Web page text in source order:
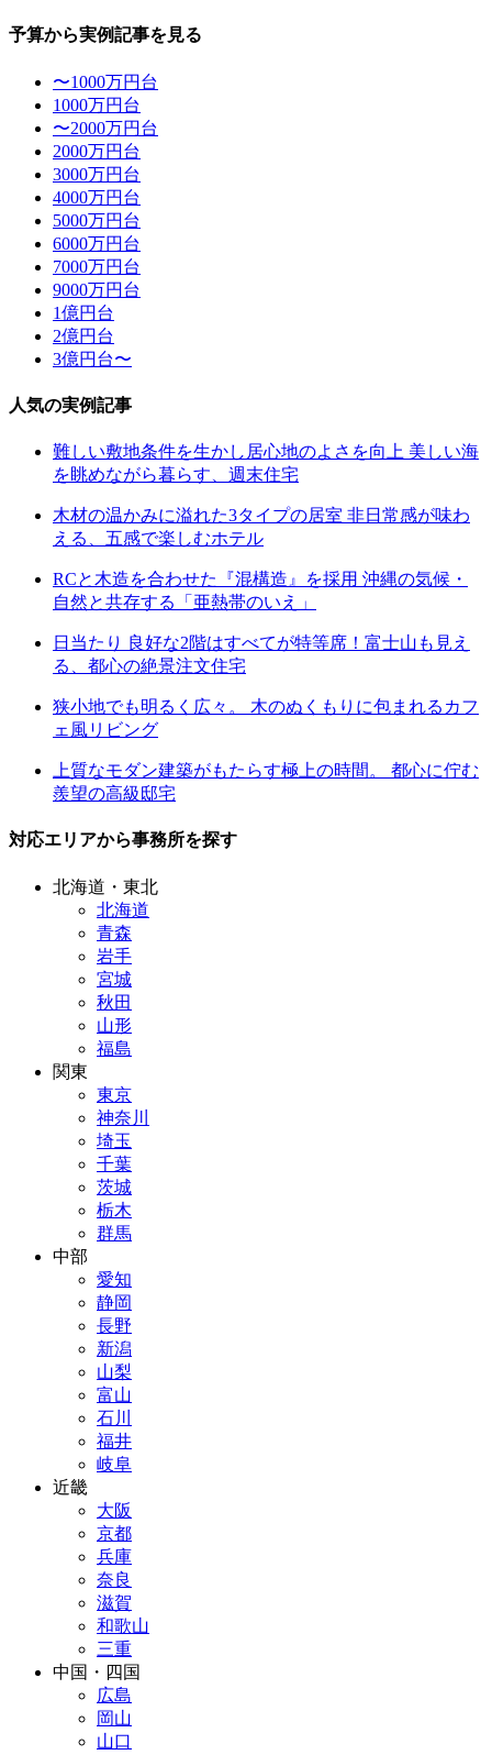
予算から実例記事を見る
〜1000万円台
1000万円台
〜2000万円台
2000万円台
3000万円台
4000万円台
5000万円台
6000万円台
7000万円台
9000万円台
1億円台
2億円台
3億円台〜
人気の実例記事
難しい敷地条件を生かし居心地のよさを向上 美しい海
を眺めながら暮らす、週末住宅
木材の温かみに溢れた3タイプの居室 非日常感が味わ
える、五感で楽しむホテル
RCと木造を合わせた『混構造』を採用 沖縄の気候・
自然と共存する「亜熱帯のいえ」
日当たり 良好な2階はすべてが特等席！富士山も見え
る、都心の絶景注文住宅
狭小地でも明るく広々。 木のぬくもりに包まれるカフ
ェ風リビング
上質なモダン建築がもたらす極上の時間。 都心に佇む
羨望の高級邸宅
対応エリアから事務所を探す
北海道・東北
北海道
青森
岩手
宮城
秋田
山形
福島
関東
東京
神奈川
埼玉
千葉
茨城
栃木
群馬
中部
愛知
静岡
長野
新潟
山梨
富山
石川
福井
岐阜
近畿
大阪
京都
兵庫
奈良
滋賀
和歌山
三重
中国・四国
広島
岡山
山口